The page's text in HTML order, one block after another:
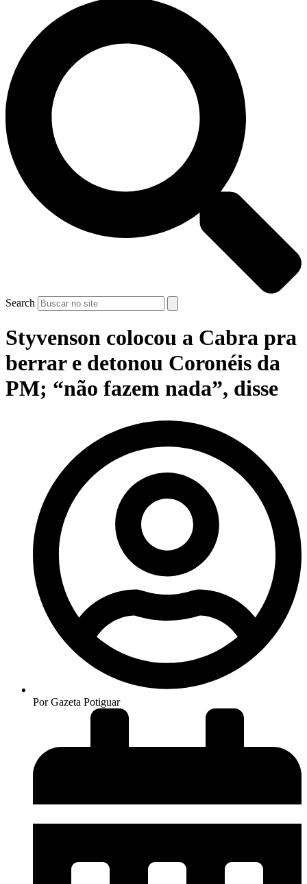
Search
Styvenson colocou a Cabra pra
berrar e detonou Coronéis da
PM; “não fazem nada”, disse
PorGazeta Potiguar